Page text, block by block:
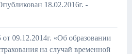
18.02.2016г. -
09.12.2014г. «Об образовании
на случай временной